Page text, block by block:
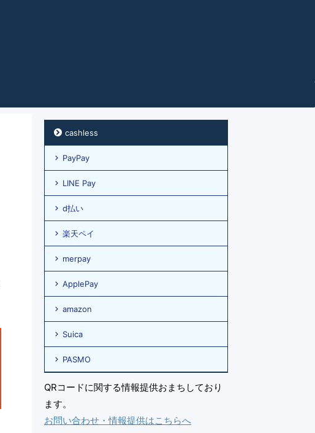
cashless
PayPay
LINE Pay
d払い
楽天ペイ
merpay
ApplePay
amazon
Suica
PASMO
QRコードに関する情報提供おまちしており
ます。
お問い合わせ・情報提供はこちらへ